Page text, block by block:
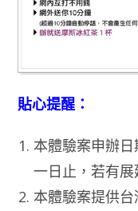
貼心提醒：
本體驗案申辦
一日止，若有展
本體驗案提供